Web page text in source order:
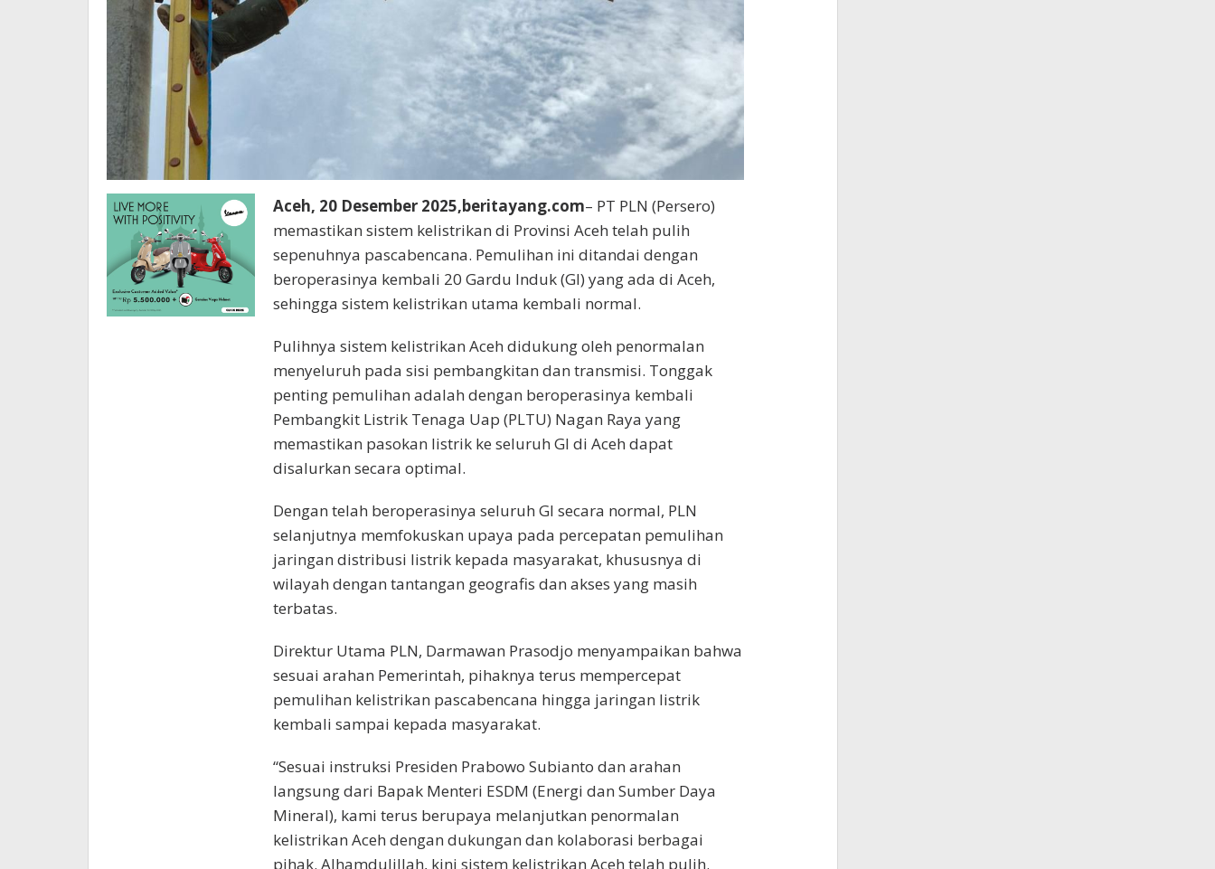
Aceh, 20 Desember 2025,beritayang.com– PT PLN (Persero)
memastikan sistem kelistrikan di Provinsi Aceh telah pulih
sepenuhnya pascabencana. Pemulihan ini ditandai dengan
beroperasinya kembali 20 Gardu Induk (GI) yang ada di Aceh,
sehingga sistem kelistrikan utama kembali normal.
Pulihnya sistem kelistrikan Aceh didukung oleh penormalan
menyeluruh pada sisi pembangkitan dan transmisi. Tonggak
penting pemulihan adalah dengan beroperasinya kembali
Pembangkit Listrik Tenaga Uap (PLTU) Nagan Raya yang
memastikan pasokan listrik ke seluruh GI di Aceh dapat
disalurkan secara optimal.
Dengan telah beroperasinya seluruh GI secara normal, PLN
selanjutnya memfokuskan upaya pada percepatan pemulihan
jaringan distribusi listrik kepada masyarakat, khususnya di
wilayah dengan tantangan geografis dan akses yang masih
terbatas.
Direktur Utama PLN, Darmawan Prasodjo menyampaikan bahwa
sesuai arahan Pemerintah, pihaknya terus mempercepat
pemulihan kelistrikan pascabencana hingga jaringan listrik
kembali sampai kepada masyarakat.
“Sesuai instruksi Presiden Prabowo Subianto dan arahan
langsung dari Bapak Menteri ESDM (Energi dan Sumber Daya
Mineral), kami terus berupaya melanjutkan penormalan
kelistrikan Aceh dengan dukungan dan kolaborasi berbagai
pihak. Alhamdulillah, kini sistem kelistrikan Aceh telah pulih.